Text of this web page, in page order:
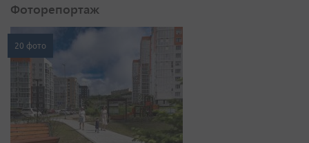
Фоторепортаж
20 фото